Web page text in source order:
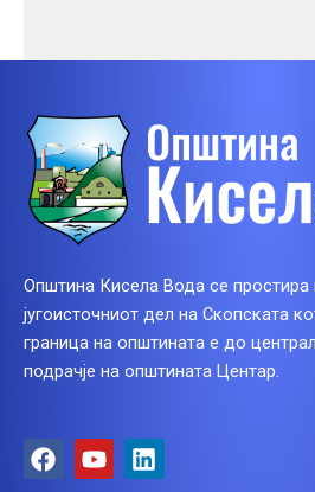
Општина Кисела Вода се простира
југоисточниот дел на Скопската
граница на општината е до
подрачје на општината Центар.
F
a
Y
o
L
i